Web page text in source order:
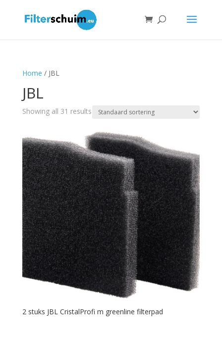
Home / JBL
JBL
Showing all 31 results
2 stuks JBL CristalProfi m greenline filterpad